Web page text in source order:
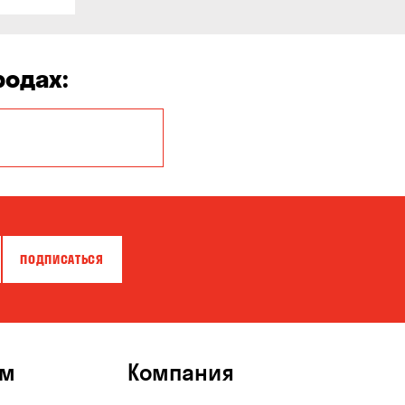
ПОДПИСАТЬСЯ
Компания